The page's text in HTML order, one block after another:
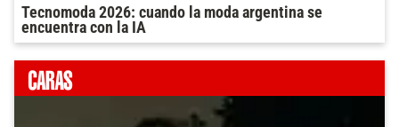
Tecnomoda 2026: cuando la moda argentina se
encuentra con la IA